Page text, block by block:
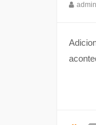
admin